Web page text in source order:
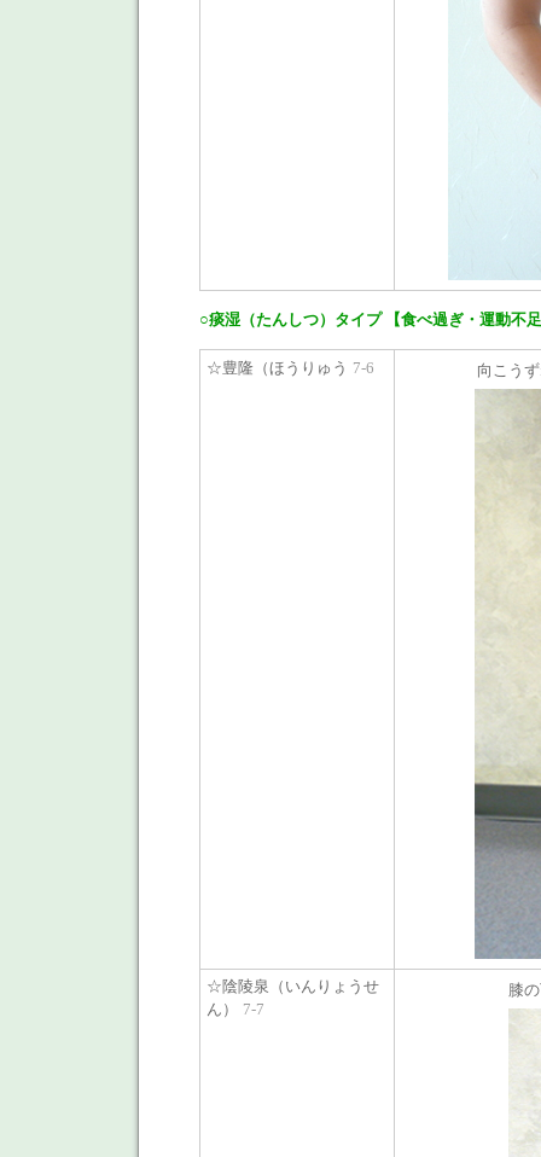
○痰湿（たんしつ）タイプ 【食べ過ぎ・運動不
☆豊隆（ほうりゅう 7-6 向こう
☆陰陵泉（いんりょうせ
ん）
7-7
膝